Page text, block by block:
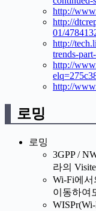
http://
http://
01/
http://
trends-
http://
http://
로밍
로밍
3GPP /
라의
Wi-Fi에서
이동하여